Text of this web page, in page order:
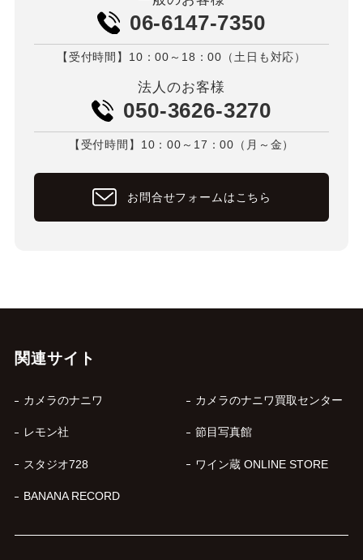
06-6147-7350
【受付時間】10：00～18：00（土日も対応）
法人のお客様
050-3626-3270
【受付時間】10：00～17：00（月～金）
お問合せフォームはこちら
関連サイト
カメラのナニワ カメラのナニワ買取センター
レモン社 節目写真館
スタジオ728 ワイン蔵 ONLINE STORE
BANANA RECORD